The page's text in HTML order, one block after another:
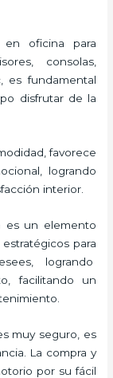
oficina para
consolas,
es fundamental
disfrutar de la
favorece
logrando
interior.
es un elemento
para
logrando
facilitando un
muy seguro, es
La compra y
por su fácil